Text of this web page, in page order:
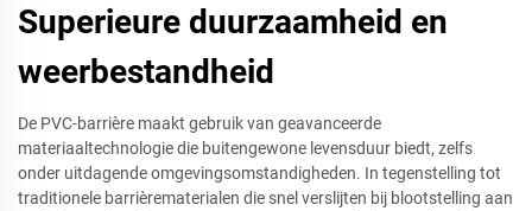
Superieure duurzaamheid en
weerbestandheid
De PVC-barrière maakt gebruik van geavanceerde
materiaaltechnologie die buitengewone levensduur biedt, zelfs
onder uitdagende omgevingsomstandigheden. In tegenstelling tot
traditionele barrièrematerialen die snel verslijten bij blootstelling aan